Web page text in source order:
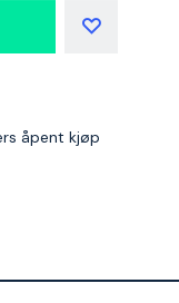
åpent kjøp